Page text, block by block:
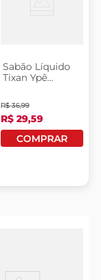
Sabão Líquido
Tixan Ypê
Litros Grátis
10% De
Desconto
R$ 36,99
R$ 29,59